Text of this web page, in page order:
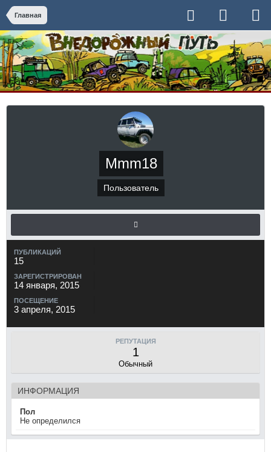
Главная
Mmm18
Пользователь
ПУБЛИКАЦИЙ
15
ЗАРЕГИСТРИРОВАН
14 января, 2015
ПОСЕЩЕНИЕ
3 апреля, 2015
РЕПУТАЦИЯ
1
Обычный
ИНФОРМАЦИЯ
Пол
Не определился